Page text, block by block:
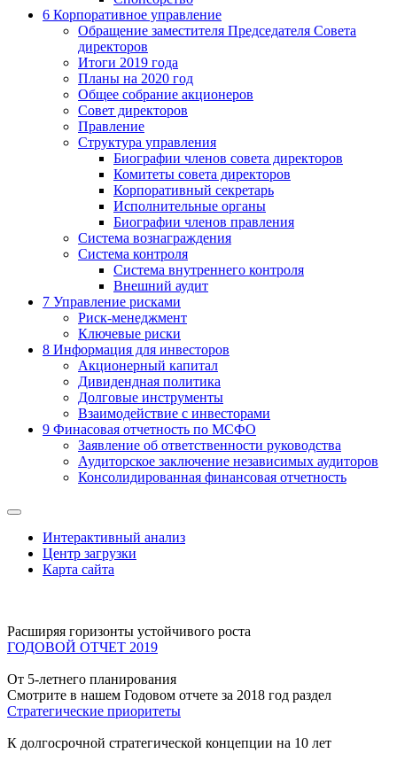
6 Корпоративное управление
Обращение заместителя Председателя Совета
директоров
Итоги 2019 года
Планы на 2020 год
Общее собрание акционеров
Совет директоров
Правление
Структура управления
Биографии членов совета директоров
Комитеты совета директоров
Корпоративный секретарь
Исполнительные органы
Биографии членов правления
Система вознаграждения
Система контроля
Система внутреннего контроля
Внешний аудит
7 Управление рисками
Риск-менеджмент
Ключевые риски
8 Информация для инвесторов
Акционерный капитал
Дивидендная политика
Долговые инструменты
Взаимодействие с инвеcторами
9 Финасовая отчетность по МСФО
Заявление об ответственности руководства
Аудиторское заключение независимых аудиторов
Консолидированная финансовая отчетность
Интерактивный анализ
Центр загрузки
Карта сайта
Расширяя горизонты устойчивого роста
ГОДОВОЙ ОТЧЕТ 2019
От 5-летнего планирования
Смотрите в нашем Годовом отчете за 2018 год раздел
Стратегические приоритеты
К долгосрочной стратегической концепции на 10 лет